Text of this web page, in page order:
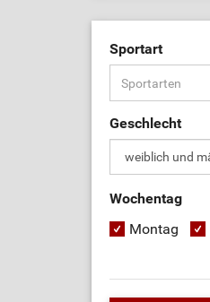
Sportart
Geschlecht
Wochentag
Montag